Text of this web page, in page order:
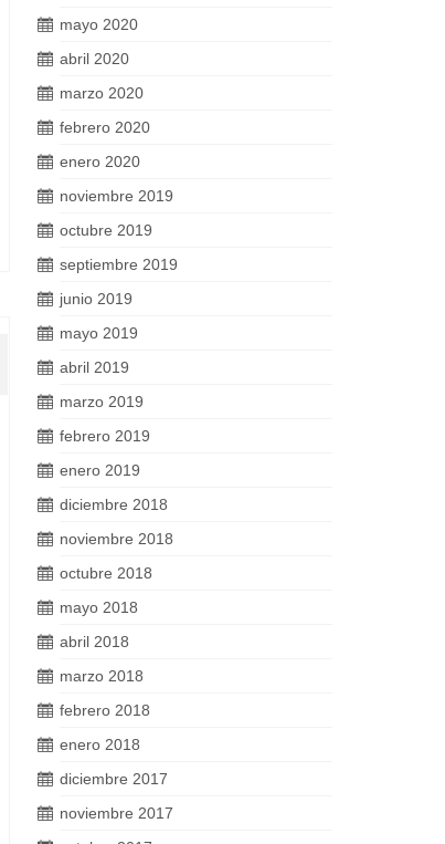
mayo 2020
abril 2020
marzo 2020
febrero 2020
enero 2020
noviembre 2019
octubre 2019
septiembre 2019
junio 2019
mayo 2019
abril 2019
marzo 2019
febrero 2019
enero 2019
diciembre 2018
noviembre 2018
octubre 2018
mayo 2018
abril 2018
marzo 2018
febrero 2018
enero 2018
diciembre 2017
noviembre 2017